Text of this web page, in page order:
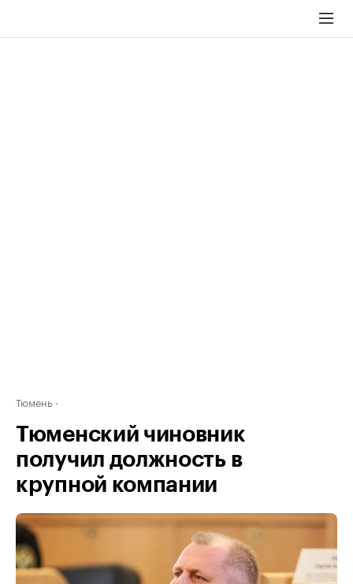
Тюмень
Тюменский чиновник
получил должность в
крупной компании